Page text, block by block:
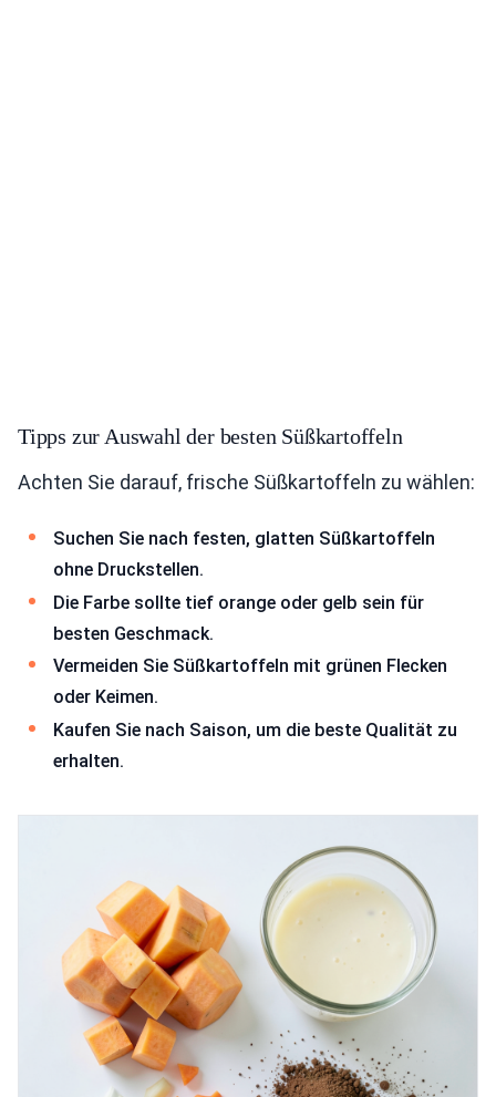
Tipps zur Auswahl der besten Süßkartoffeln
Achten Sie darauf, frische Süßkartoffeln zu wählen:
Suchen Sie nach festen, glatten Süßkartoffeln
ohne Druckstellen.
Die Farbe sollte tief orange oder gelb sein für
besten Geschmack.
Vermeiden Sie Süßkartoffeln mit grünen Flecken
oder Keimen.
Kaufen Sie nach Saison, um die beste Qualität zu
erhalten.